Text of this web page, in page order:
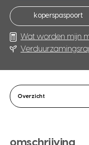
koperspaspoort
Wat worden mijn
Overzicht
omschrijving